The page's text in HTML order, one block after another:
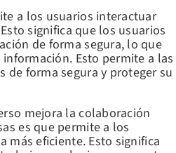
a los usuarios interactuar
significa que los usuarios
de forma segura, lo que
Esto permite a las
de forma segura y proteger su
mejora la colaboración
es que permite a los
más eficiente. Esto significa